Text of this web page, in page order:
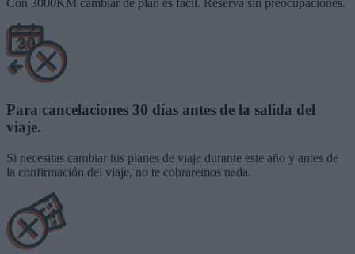
Con 3000KM cambiar de plan es fácil. Reserva sin preocupaciones.
Para cancelaciones 30 días antes de la salida del
viaje.
Si necesitas cambiar tus planes de viaje durante este año y antes de
la confirmación del viaje, no te cobraremos nada.